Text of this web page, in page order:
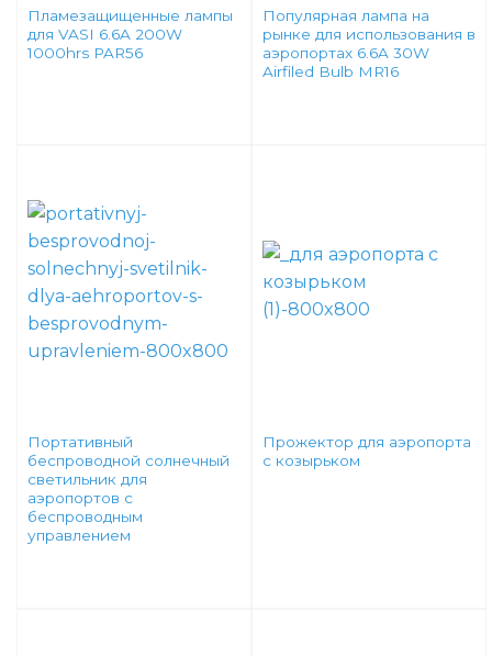
Пламезащищенные лампы
для VASI 6.6A 200W
1000hrs PAR56
Популярная лампа на
рынке для использования в
аэропортах 6.6A 30W
Airfiled Bulb MR16
Портативный
беспроводной солнечный
светильник для
аэропортов с
беспроводным
управлением
Прожектор для аэропорта
с козырьком